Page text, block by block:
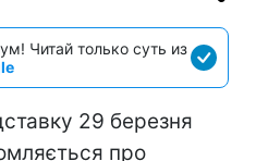
Читай только суть из
29 березня
про